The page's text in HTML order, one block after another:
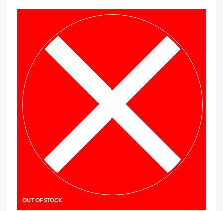
OUT OF STOCK